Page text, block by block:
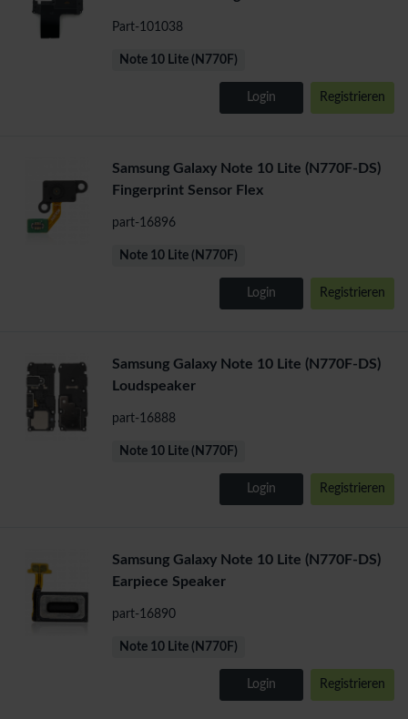
Part-101038
Note 10 Lite (N770F)
Login Registrieren
Samsung Galaxy Note 10 Lite (N770F-DS)
Fingerprint Sensor Flex
part-16896
Note 10 Lite (N770F)
Login Registrieren
Samsung Galaxy Note 10 Lite (N770F-DS)
Loudspeaker
part-16888
Note 10 Lite (N770F)
Login Registrieren
Samsung Galaxy Note 10 Lite (N770F-DS)
Earpiece Speaker
part-16890
Note 10 Lite (N770F)
Login Registrieren